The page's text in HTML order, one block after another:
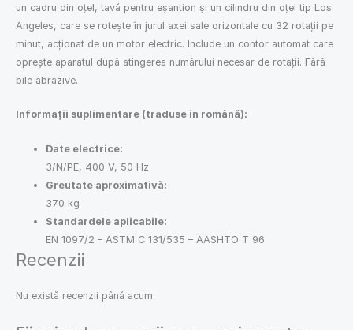
un cadru din oțel, tavă pentru eșantion și un cilindru din oțel tip Los
Angeles, care se rotește în jurul axei sale orizontale cu 32 rotații pe
minut, acționat de un motor electric. Include un contor automat care
oprește aparatul după atingerea numărului necesar de rotații. Fără
bile abrazive.
Informații suplimentare (traduse în română):
Date electrice:
3/N/PE, 400 V, 50 Hz
Greutate aproximativă:
370 kg
Standardele aplicabile:
EN 1097/2 – ASTM C 131/535 – AASHTO T 96
Recenzii
Nu există recenzii până acum.